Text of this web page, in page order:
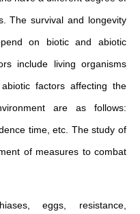
The survival and longevity
on biotic and abiotic
include living organisms
factors affecting the
are as follows:
time, etc. The study of
of measures to combat
eggs, resistance,